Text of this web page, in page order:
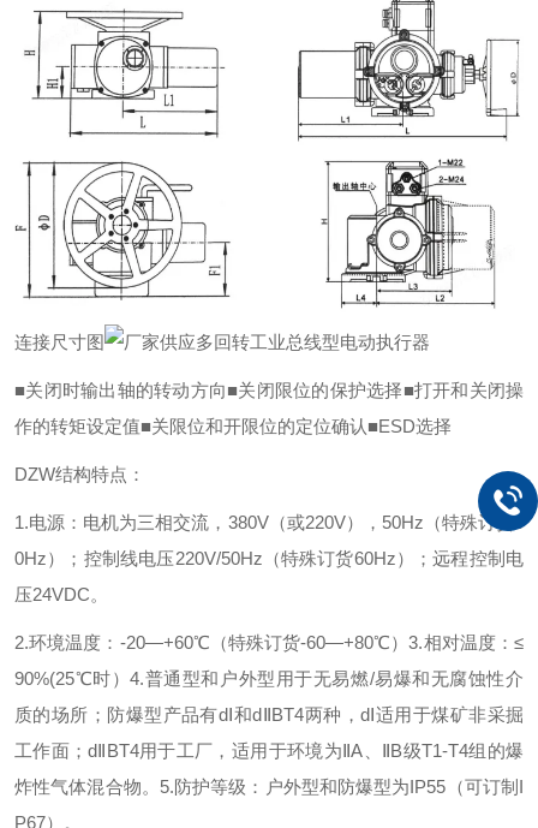
连接尺寸图
■关闭时输出轴的转动方向■关闭限位的保护选择■打开和关闭操
作的转矩设定值■关限位和开限位的定位确认■ESD选择
DZW结构特点：
1.电源：电机为三相交流，380V（或220V），50Hz（特殊订货6
0Hz）；控制线电压220V/50Hz（特殊订货60Hz）；远程控制电
压24VDC。
2.环境温度：-20—+60℃（特殊订货-60—+80℃）3.相对温度：≤
90%(25℃时）4.普通型和户外型用于无易燃/易爆和无腐蚀性介
质的场所；防爆型产品有dⅠ和dⅡBT4两种，dⅠ适用于煤矿非采掘
工作面；dⅡBT4用于工厂，适用于环境为ⅡA、ⅡB级T1-T4组的爆
炸性气体混合物。 5.防护等级：户外型和防爆型为IP55（可订制I
P67）。